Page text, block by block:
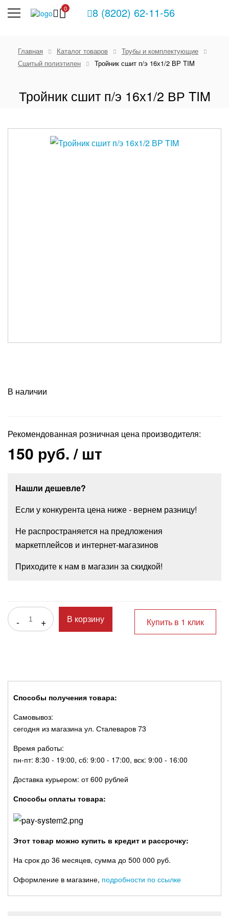
0 8 (8202) 62-11-56
Главная Каталог товаров
Трубы и комплектующие
Сшитый полиэтилен
Тройник сшит п/э 16х1/2 ВР TIM
Тройник сшит п/э 16х1/2 ВР TIM
В наличии
Рекомендованная розничная цена производителя:
150 руб./ шт
Нашли дешевле?
Если у конкурента цена ниже - вернем разницу!
Не распространяется на предложения
маркетплейсов и интернет-магазинов
Приходите к нам в магазин за скидкой!
- + В корзину Купить в 1 клик
Способы получения товара:
Самовывоз:
сегодня из магазина ул. Сталеваров 73
Время работы:
пн-пт: 8:30 - 19:00, сб: 9:00 - 17:00, вск: 9:00 - 16:00
Доставка курьером: от 600 рублей
Способы оплаты товара:
Этот товар можно купить в кредит и рассрочку:
На срок до 36 месяцев, сумма до 500 000 руб.
Оформление в магазине, подробности по ссылке